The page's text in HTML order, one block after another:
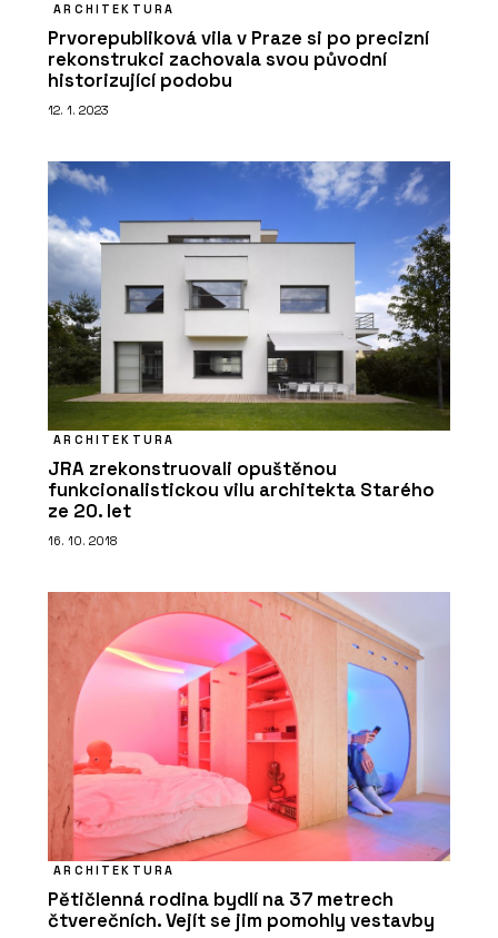
ARCHITEKTURA
Prvorepubliková vila v Praze si po precizní
rekonstrukci zachovala svou původní
historizující podobu
12. 1. 2023
ARCHITEKTURA
JRA zrekonstruovali opuštěnou
funkcionalistickou vilu architekta Starého
ze 20. let
16. 10. 2018
ARCHITEKTURA
Pětičlenná rodina bydlí na 37 metrech
čtverečních. Vejít se jim pomohly vestavby